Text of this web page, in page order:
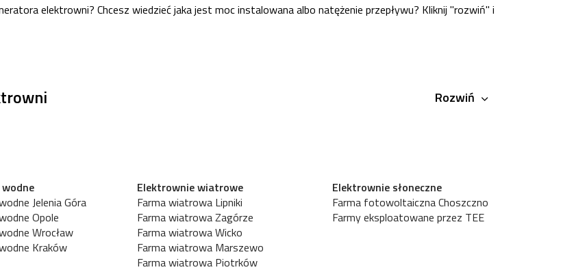
elektrowni? Chcesz wiedzieć jaka jest moc instalowana albo natężenie przepływu? Kliknij "rozwiń" i
Rozwiń
Jelenia Góra
Opole
Wrocław
Kraków
Elektrownie wiatrowe
Farma wiatrowa Lipniki
Farma wiatrowa Zagórze
Farma wiatrowa Wicko
Farma wiatrowa Marszewo
Farma wiatrowa Piotrków
Elektrownie słoneczne
Farma fotowoltaiczna Choszczno
Farmy eksploatowane przez TEE